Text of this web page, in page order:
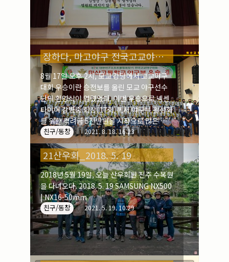
(24)
(57)
(94)
(14)
(9)
(14)
기타등등(33)
블로그최적화(2)
장하다, 마고야구 전국고교야구대회 우승
8월 17일 오후 2시, 모교 강당에서 고교야구
대회 우승이란 승전보를 울린 모교 야구선수
단의 환영식이 열렸었다. 이번 우승으로 넥센
타이어 강병중 회장(17회)께서 야구부 활성화
를 위한 격려금 5천만원을 시작으로 많은 기금
이 협찬되어 선수단에게 큰 활력소가 되었다.
32강전에서 광주제일고를 9대6으로 승리 16
강전에서 군산상고를 6대1로 승리 8강전에서
덕수고를 16대3으로 7회 콜드게임 승리 4강
전에서 경기항공고를 9대8로 승리 최종본선
에서 광주동성고를 9대3으로 승리
친구/동창 2021. 8. 18. 16:23
21산우회_2018. 5. 19
2018년 5월 19일, 오늘 산우회원 진주 수목원
을 다녀오다. 2018. 5. 19 SAMSUNG NX500
| NX16-50mm
친구/동창 2021. 5. 19. 10:29